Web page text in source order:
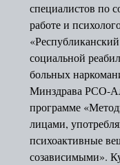
специалистов по
работе и
социальной
больных
Минздрава РСО-
программе
лицами,
психоактивные
созависимыми».